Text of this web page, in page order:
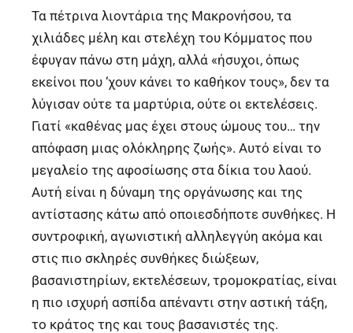
Τα πέτρινα λιοντάρια της Μακρονήσου, τα
χιλιάδες μέλη και στελέχη του Κόμματος που
έφυγαν πάνω στη μάχη, αλλά «ήσυχοι, όπως
εκείνοι που ‘χουν κάνει το καθήκον τους», δεν τα
λύγισαν ούτε τα μαρτύρια, ούτε οι εκτελέσεις.
Γιατί «καθένας μας έχει στους ώμους του… την
απόφαση μιας ολόκληρης ζωής». Αυτό είναι το
μεγαλείο της αφοσίωσης στα δίκια του λαού.
Αυτή είναι η δύναμη της οργάνωσης και της
αντίστασης κάτω από οποιεσδήποτε συνθήκες. Η
συντροφική, αγωνιστική αλληλεγγύη ακόμα και
στις πιο σκληρές συνθήκες διώξεων,
βασανιστηρίων, εκτελέσεων, τρομοκρατίας, είναι
η πιο ισχυρή ασπίδα απέναντι στην αστική τάξη,
το κράτος της και τους βασανιστές της.